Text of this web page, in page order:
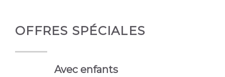
OFFRES SPÉCIALES
Avec enfants